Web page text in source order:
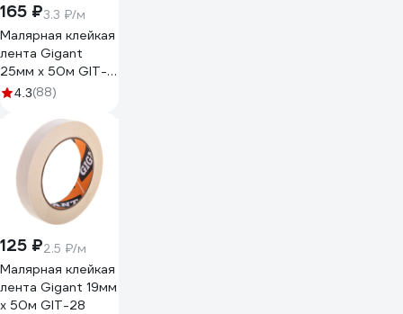
165 ₽3.3 ₽/м
Малярная клейкая
лента Gigant
25мм х 50м GIT-
264.3(88)
125 ₽2.5 ₽/м
Малярная клейкая
лента Gigant 19мм
x 50м GIT-28